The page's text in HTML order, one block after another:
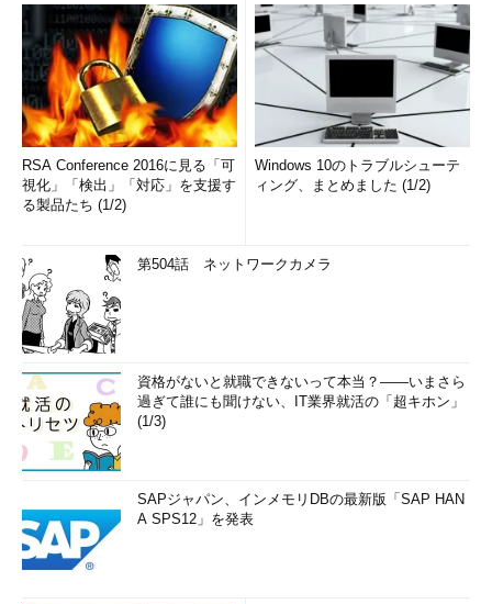
RSA Conference 2016に見る「可
視化」「検出」「対応」を支援す
る製品たち (1/2)
Windows 10のトラブルシューテ
ィング、まとめました (1/2)
第504話 ネットワークカメラ
資格がないと就職できないって本当？――いまさら
過ぎて誰にも聞けない、IT業界就活の「超キホン」
(1/3)
SAPジャパン、インメモリDBの最新版「SAP HAN
A SPS12」を発表